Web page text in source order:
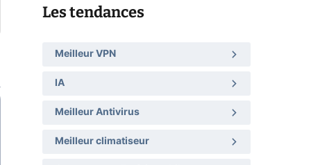
Les tendances
Meilleur VPN
IA
Meilleur Antivirus
Meilleur climatiseur